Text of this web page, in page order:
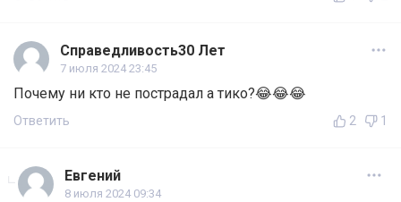
Справедливость30 Лет
7 июля 2024 23:45
Почему ни кто не пострадал а тико?😂😂😂
Ответить 2 1
Евгений
8 июля 2024 09:34